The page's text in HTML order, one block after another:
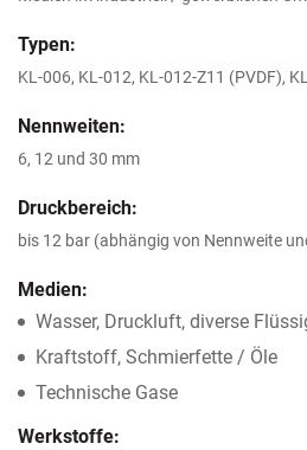
Typen:
KL-006, KL-012, KL-012-Z11 (PVDF),
Nennweiten:
6, 12 und 30 mm
Druckbereich:
bis 12 bar (abhängig von Nennweite
Medien:
Wasser, Druckluft, diverse
Kraftstoff, Schmierfette / Öle
Technische Gase
Werkstoffe: